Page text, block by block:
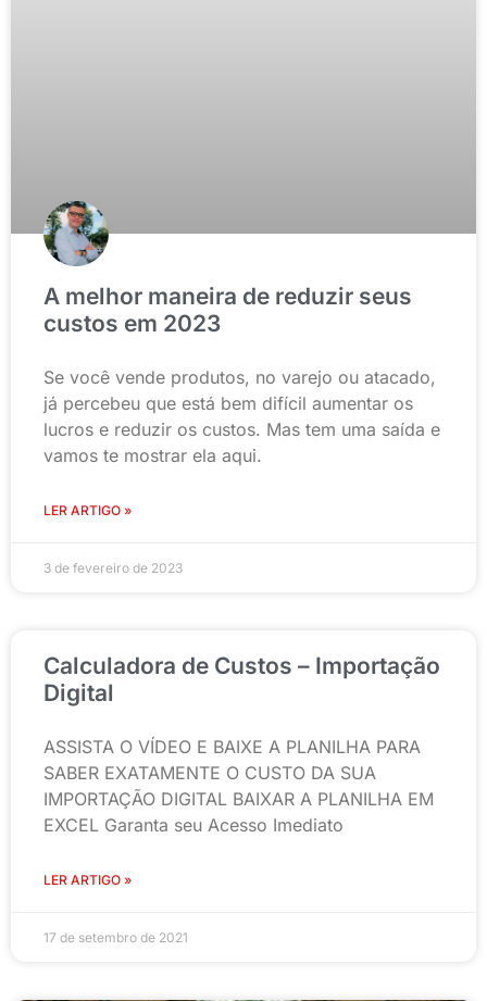
A melhor maneira de reduzir seus
custos em 2023
Se você vende produtos, no varejo ou atacado,
já percebeu que está bem difícil aumentar os
lucros e reduzir os custos. Mas tem uma saída e
vamos te mostrar ela aqui.
LER ARTIGO »
3 de fevereiro de 2023
Calculadora de Custos – Importação
Digital
ASSISTA O VÍDEO E BAIXE A PLANILHA PARA
SABER EXATAMENTE O CUSTO DA SUA
IMPORTAÇÃO DIGITAL BAIXAR A PLANILHA EM
EXCEL Garanta seu Acesso Imediato
LER ARTIGO »
17 de setembro de 2021